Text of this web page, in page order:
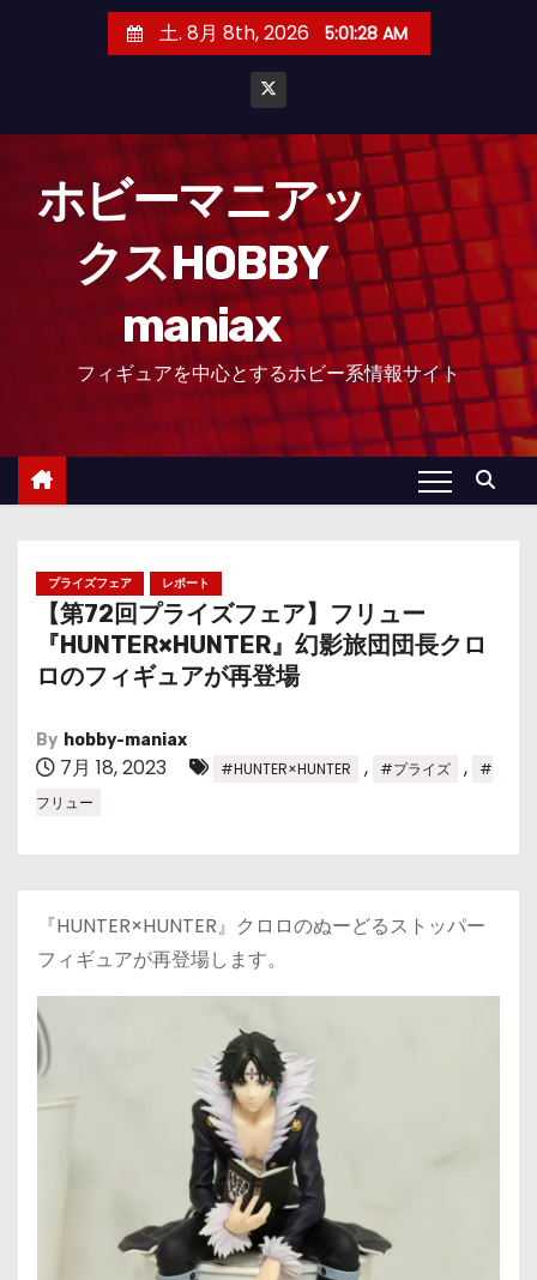
土. 8月 8th, 2026 5:01:29 AM
ホビーマニアッ
クスHOBBY
maniax
フィギュアを中心とするホビー系情報サイト
プライズフェア レポート
【第72回プライズフェア】フリュー
『HUNTER×HUNTER』幻影旅団団長クロ
ロのフィギュアが再登場
By hobby-maniax
7月 18, 2023 #HUNTER×HUNTER , #プライズ ,
#
フリュー
『HUNTER×HUNTER』クロロのぬーどるストッパー
フィギュアが再登場します。